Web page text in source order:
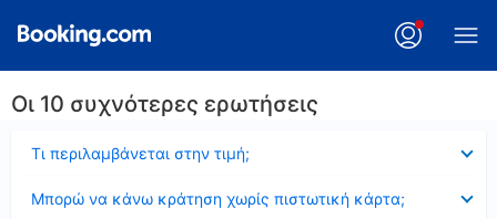
Οι 10 συχνότερες ερωτήσεις
Τι περιλαμβάνεται στην τιμή;
Μπορώ να κάνω κράτηση χωρίς πιστωτική κάρτα;